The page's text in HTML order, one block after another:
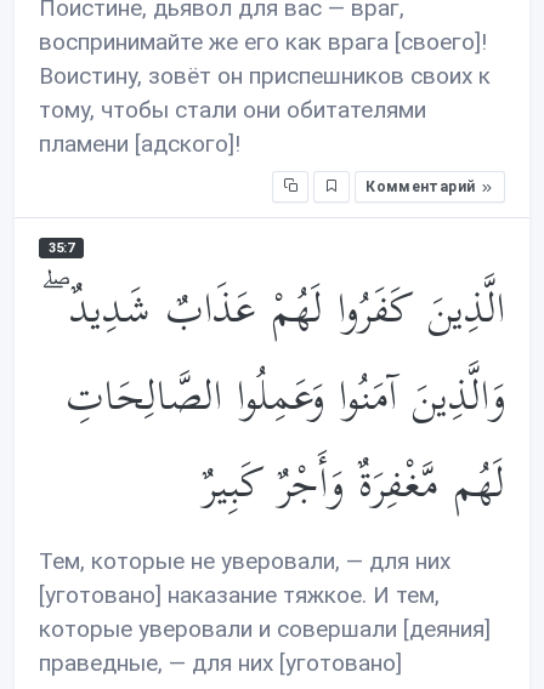
Поистине, дьявол для вас — враг,
воспринимайте же его как врага [своего]!
Воистину, зовёт он приспешников своих к
тому, чтобы стали они обитателями
пламени [адского]!
Комментарий
35:7
الَّذِينَ كَفَرُوا لَهُمْ عَذَابٌ شَدِيدٌ ۖ
وَالَّذِينَ آمَنُوا وَعَمِلُوا الصَّالِحَاتِ
لَهُم مَّغْفِرَةٌ وَأَجْرٌ كَبِيرٌ
Тем, которые не уверовали, — для них
[уготовано] наказание тяжкое. И тем,
которые уверовали и совершали [деяния]
праведные, — для них [уготовано]